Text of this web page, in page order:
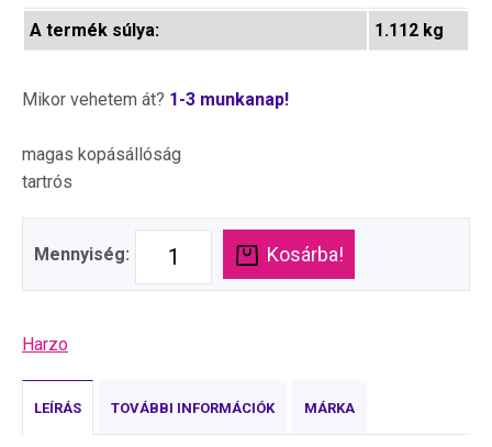
A termék súlya:
1.112 kg
Mikor vehetem át? 1-3 munkanap!
magas kopásállóság
tartrós
Mennyiség: Kosárba!
Harzo
LEÍRÁS TOVÁBBI INFORMÁCIÓK MÁRKA